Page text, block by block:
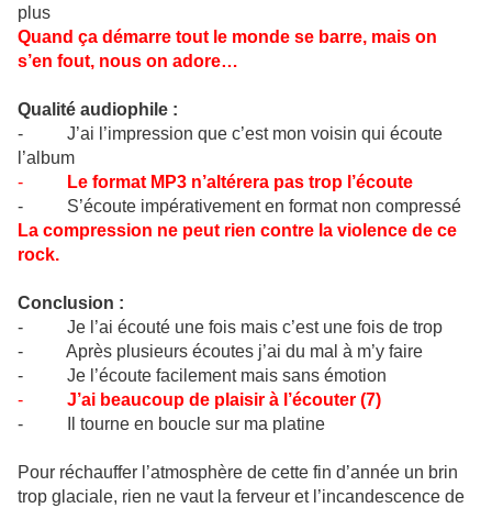
plus
Quand ça démarre tout le monde se barre, mais on
s’en fout, nous on adore…
Qualité audiophile :
- J’ai l’impression que c’est mon voisin qui écoute
l’album
-
Le format MP3 n’altérera pas trop l’écoute
- S’écoute impérativement en format non compressé
La compression ne peut rien contre la violence de ce
rock.
Conclusion :
- Je l’ai écouté une fois mais c’est une fois de trop
- Après plusieurs écoutes j’ai du mal à m’y faire
- Je l’écoute facilement mais sans émotion
- J’ai beaucoup de plaisir à l’écouter (7)
- Il tourne en boucle sur ma platine
Pour réchauffer l’atmosphère de cette fin d’année un brin
trop glaciale, rien ne vaut la ferveur et l’incandescence de